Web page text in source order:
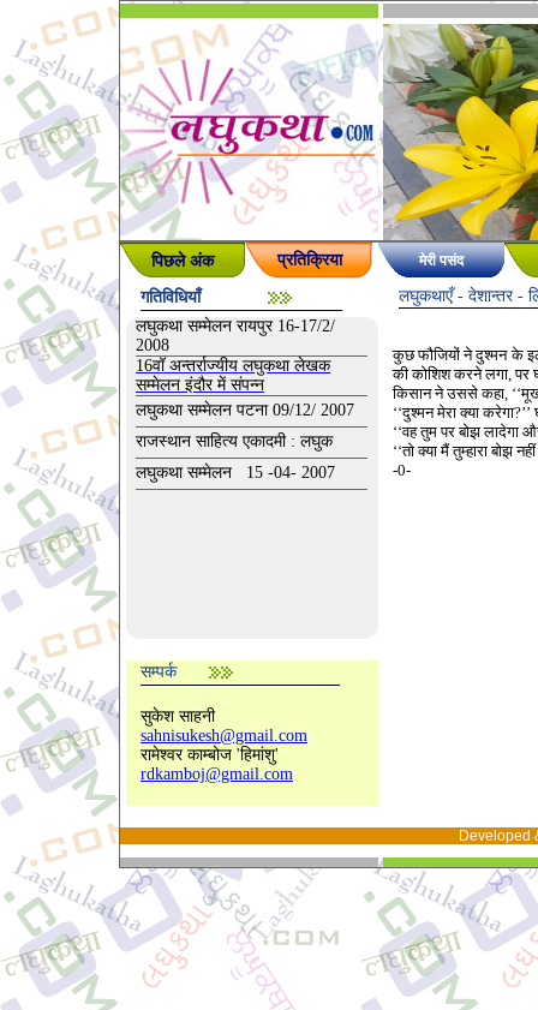
पिछले अंक प्रतिक्रिया मेरी पसंद
गतिविधियाँ
लघुकथा सम्मेलन रायपुर 16-17/2/
2008
16वॉ अन्तर्राज्यीय लघुकथा लेखक
सम्मेलन इंदौर में संपन्न
लघुकथा सम्मेलन पटना 09/12/ 2007
राजस्थान साहित्य एकादमी : लघुक
लघुकथा सम्मेलन 15 -04- 2007
सम्पर्क
सुकेश साहनी
sahnisukesh@gmail.com
रामेश्वर काम्बोज 'हिमांशु'
rdkamboj@gmail.com
लघुकथाएँ - देशान्तर-
कुछ फौजियों ने दुश्मन के
की कोशिश करने लगा, पर
किसान ने उससे कहा,
‘‘दुश्मन मेरा क्या करेगा?’’
‘‘वह तुम पर बोझ लादेगा
‘‘तो क्या मैं तुम्हारा बोझ
-0-
Developed